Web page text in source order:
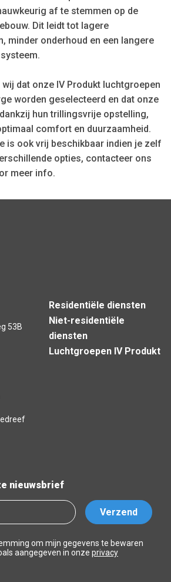
af te stemmen op de
Dit leidt tot lagere
minder onderhoud en een langere
dat onze IV Produkt luchtgroepen
worden geselecteerd en dat onze
hun trillingsvrije opstelling,
comfort en duurzaamheid.
is ook vrij beschikbaar indien je zelf
opties, contacteer ons
meer info.
53B
Residentiële diensten
Niet-residentiële
diensten
Luchtgroepen IV Produkt
nieuwsbrief
Verzend
om mijn gegevens te bewaren
aangegeven in onze privacy